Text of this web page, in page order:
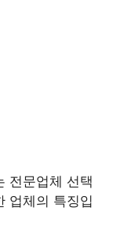
전문업체 선택
업체의 특징입